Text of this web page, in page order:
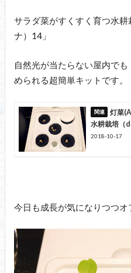
サラダ菜がすくすく育つ水
ナ）14」
自然光が当たらない屋内で
められる超簡単キットです。
灯菜
水耕栽培（
2018-10-17
今日も成長が気になりつつ